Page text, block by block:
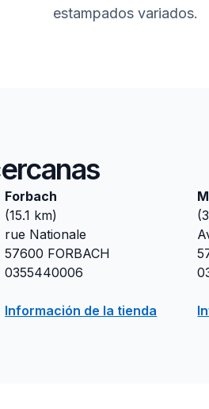
estampados variados.
Forbach
(15.1 km)
rue Nationale
57600 FORBACH
0355440006
Información de la tienda
(